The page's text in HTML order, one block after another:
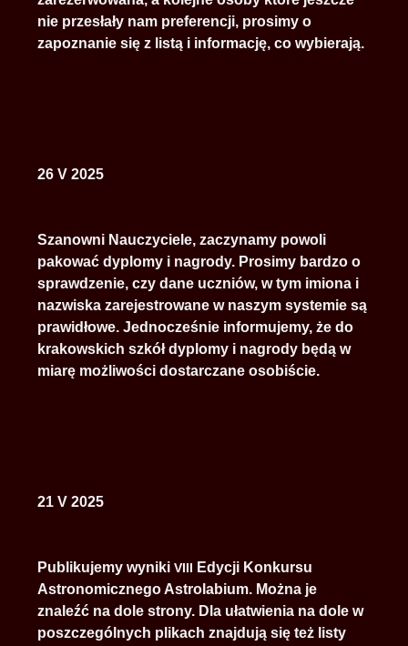
nie przesłały nam preferencji, prosimy o
zapoznanie się z listą i informację, co wybierają.
26 V 2025
Szanowni Nauczyciele, zaczynamy powoli
pakować dyplomy i nagrody. Prosimy bardzo o
sprawdzenie, czy dane uczniów, w tym imiona i
nazwiska zarejestrowane w naszym systemie są
prawidłowe. Jednocześnie informujemy, że do
krakowskich szkół dyplomy i nagrody będą w
miarę możliwości dostarczane osobiście.
21 V 2025
Publikujemy wyniki VIII Edycji Konkursu
Astronomicznego Astrolabium. Można je
znaleźć na dole strony. Dla ułatwienia na dole w
poszczególnych plikach znajdują się też listy